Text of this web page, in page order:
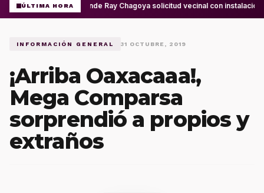
ÚLTIMA HORA Atiende Ray Chagoya solicitud vecinal con
INFORMACIÓN GENERAL 31 OCTUBRE, 2019
¡Arriba Oaxacaaa!,
Mega Comparsa
sorprendió a propios y
extraños